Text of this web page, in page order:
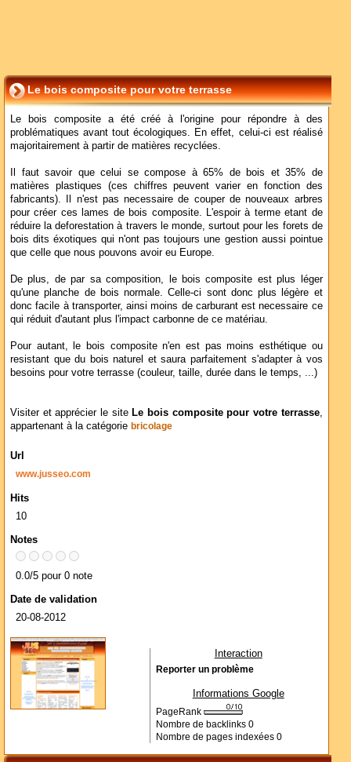
Le bois composite pour votre terrasse
Le bois composite a été créé à l'origine pour répondre à des
problématiques avant tout écologiques. En effet, celui-ci est réalisé
majoritairement à partir de matières recyclées.
Il faut savoir que celui se compose à 65% de bois et 35% de
matières plastiques (ces chiffres peuvent varier en fonction des
fabricants). Il n'est pas necessaire de couper de nouveaux arbres
pour créer ces lames de bois composite. L'espoir à terme etant de
réduire la deforestation à travers le monde, surtout pour les forets de
bois dits éxotiques qui n'ont pas toujours une gestion aussi pointue
que celle que nous pouvons avoir eu Europe.
De plus, de par sa composition, le bois composite est plus léger
qu'une planche de bois normale. Celle-ci sont donc plus légère et
donc facile à transporter, ainsi moins de carburant est necessaire ce
qui réduit d'autant plus l'impact carbonne de ce matériau.
Pour autant, le bois composite n'en est pas moins esthétique ou
resistant que du bois naturel et saura parfaitement s'adapter à vos
besoins pour votre terrasse (couleur, taille, durée dans le temps, ...)
Visiter et apprécier le site Le bois composite pour votre terrasse,
appartenant à la catégorie bricolage
Url
www.jusseo.com
Hits
10
Notes
0.0/5 pour 0 note
Date de validation
20-08-2012
Interaction
Reporter un problème
Informations Google
PageRank
Nombre de backlinks 0
Nombre de pages indexées 0